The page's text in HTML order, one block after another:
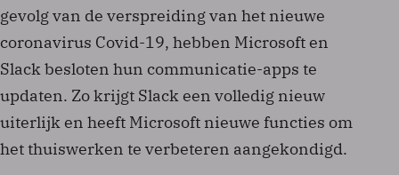
gevolg van de verspreiding van het nieuwe
coronavirus Covid-19, hebben Microsoft en
Slack besloten hun communicatie-apps te
updaten. Zo krijgt Slack een volledig nieuw
uiterlijk en heeft Microsoft nieuwe functies om
het thuiswerken te verbeteren aangekondigd.